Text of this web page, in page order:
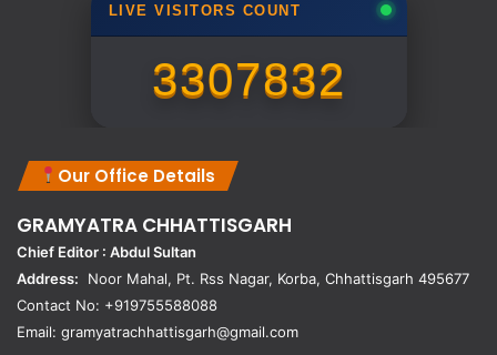
LIVE VISITORS COUNT
3307832
Our Office Details
GRAMYATRA CHHATTISGARH
Chief Editor : Abdul Sultan
Address: Noor Mahal, Pt. Rss Nagar, Korba, Chhattisgarh 495677
Contact No: +919755588088
Email: gramyatrachhattisgarh@gmail.com